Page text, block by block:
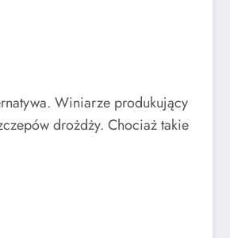
Winiarze produkujący
drożdży. Chociaż takie